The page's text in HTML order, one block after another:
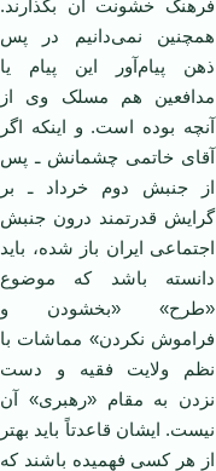
فرهنگ خشونت آن بگذارند.
همچنین نمی‌دانیم در پس
ذهن پیام‌آور این پیام یا
مدافعین هم مسلک وی از
آنچه بوده است. و اینکه اگر
آقای خاتمی چشمانش ـ پس
از جنبش دوم خرداد ـ بر
گرایش قدرتمند درون جنبش
اجتماعی ایران باز شده، باید
دانسته باشد که موضوع
«طرح» «بخشودن و
فراموش نکردن» مماشات با
نظم ولایت فقیه و دست
نزدن به مقام «رهبری» آن
نیست. ایشان قاعدتاً باید بهتر
از هر کسی فهمیده باشند که